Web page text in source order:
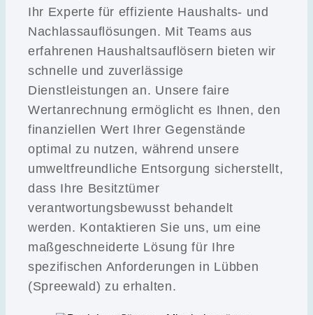
Ihr Experte für effiziente Haushalts- und
Nachlassauflösungen. Mit Teams aus
erfahrenen Haushaltsauflösern bieten wir
schnelle und zuverlässige
Dienstleistungen an. Unsere faire
Wertanrechnung ermöglicht es Ihnen, den
finanziellen Wert Ihrer Gegenstände
optimal zu nutzen, während unsere
umweltfreundliche Entsorgung sicherstellt,
dass Ihre Besitztümer
verantwortungsbewusst behandelt
werden. Kontaktieren Sie uns, um eine
maßgeschneiderte Lösung für Ihre
spezifischen Anforderungen in Lübben
(Spreewald) zu erhalten.